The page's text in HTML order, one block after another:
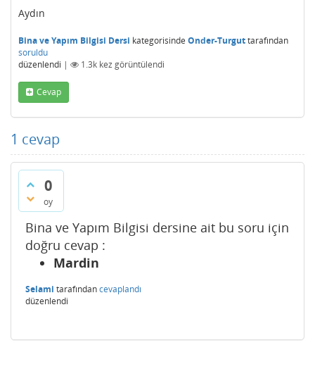
Aydın
Bina ve Yapım Bilgisi Dersi kategorisinde Onder-Turguttarafından
soruldu
düzenlendi | 1.3k kez görüntülendi
Cevap
1 cevap
0
oy
Bina ve Yapım Bilgisi dersine ait bu soru için
doğru cevap :
Mardin
Selami tarafındancevaplandı
düzenlendi